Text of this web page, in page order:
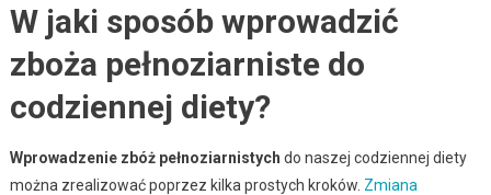
W jaki sposób wprowadzić
zboża pełnoziarniste do
codziennej diety?
Wprowadzenie zbóż pełnoziarnistych do naszej codziennej diety
można zrealizować poprzez kilka prostych kroków. Zmiana